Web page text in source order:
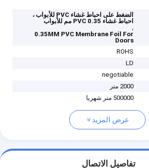
الضغط على احباط غشاء PVC للأبواب ،
احباط غشاء PVC 0.35 مم للأبواب
,
0.35MM PVC Membrane Foil For
Doors
ROHS
LD
negotiable
2000 متر
500000 متر شهريا
عرض المزيد
تفاصيل الاتصال